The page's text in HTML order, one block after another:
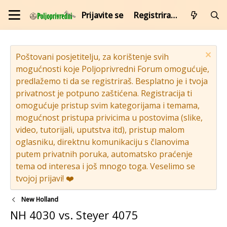
Prijavite se Registrirajte se
Poštovani posjetitelju, za korištenje svih
mogućnosti koje Poljoprivredni Forum omogućuje,
predlažemo ti da se registriraš. Besplatno je i tvoja
privatnost je potpuno zaštićena. Registracija ti
omogućuje pristup svim kategorijama i temama,
mogućnost pristupa privicima u postovima (slike,
video, tutorijali, uputstva itd), pristup malom
oglasniku, direktnu komunikaciju s članovima
putem privatnih poruka, automatsko praćenje
tema od interesa i još mnogo toga. Veselimo se
tvojoj prijavi! ❤️
New Holland
NH 4030 vs. Steyer 4075